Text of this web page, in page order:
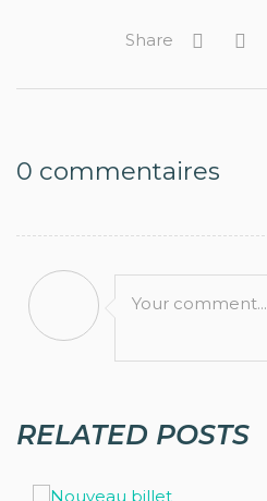
Share
0 commentaires
Your comment...
RELATED POSTS